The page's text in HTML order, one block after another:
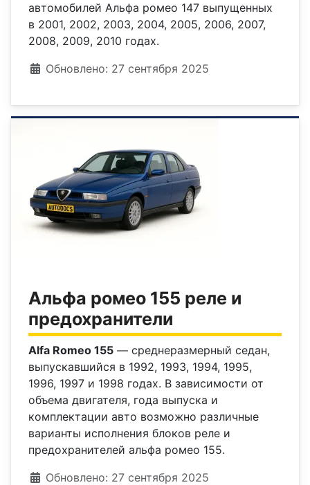
автомобилей Альфа ромео 147 выпущенных
в 2001, 2002, 2003, 2004, 2005, 2006, 2007,
2008, 2009, 2010 годах.
Информация о материале
Обновлено: 27 сентября 2025
Альфа ромео 155 реле и
предохранители
Alfa Romeo 155 — среднеразмерный седан,
выпускавшийся в 1992, 1993, 1994, 1995,
1996, 1997 и 1998 годах. В зависимости от
объема двигателя, года выпуска и
комплектации авто возможно различные
варианты исполнения блоков реле и
предохранителей альфа ромео 155.
Информация о материале
Обновлено: 27 сентября 2025